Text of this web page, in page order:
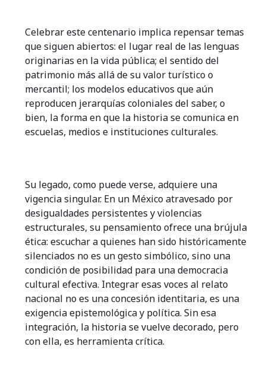
Celebrar este centenario implica repensar temas
que siguen abiertos: el lugar real de las lenguas
originarias en la vida pública; el sentido del
patrimonio más allá de su valor turístico o
mercantil; los modelos educativos que aún
reproducen jerarquías coloniales del saber, o
bien, la forma en que la historia se comunica en
escuelas, medios e instituciones culturales.
Su legado, como puede verse, adquiere una
vigencia singular. En un México atravesado por
desigualdades persistentes y violencias
estructurales, su pensamiento ofrece una brújula
ética: escuchar a quienes han sido históricamente
silenciados no es un gesto simbólico, sino una
condición de posibilidad para una democracia
cultural efectiva. Integrar esas voces al relato
nacional no es una concesión identitaria, es una
exigencia epistemológica y política. Sin esa
integración, la historia se vuelve decorado, pero
con ella, es herramienta crítica.